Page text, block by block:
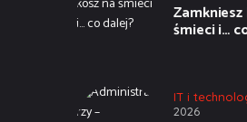
Zamkniesz
śmieci i…
IT i
2026